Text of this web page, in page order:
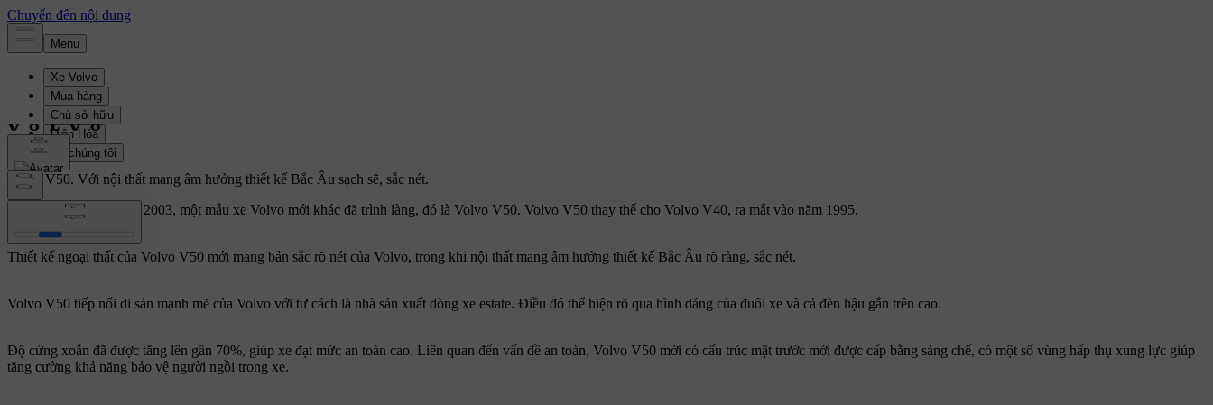
Volvo V50. Với nội thất mang âm hưởng thiết kế Bắc Âu sạch sẽ, sắc nét.
Trước khi kết thúc năm 2003, một mẫu xe Volvo mới khác đã trình làng, đó là Volvo V50. Volvo V50 thay thế cho Volvo V40, ra mắt vào năm 1995.
Thiết kế ngoại thất của Volvo V50 mới mang bản sắc rõ nét của Volvo, trong khi nội thất mang âm hưởng thiết kế Bắc Âu rõ ràng, sắc nét.
Volvo V50 tiếp nối di sản mạnh mẽ của Volvo với tư cách là nhà sản xuất dòng xe estate. Điều đó thể hiện rõ qua hình dáng của đuôi xe và cả đèn hậu gắn trên cao.
Độ cứng xoắn đã được tăng lên gần 70%, giúp xe đạt mức an toàn cao. Liên quan đến vấn đề an toàn, Volvo V50 mới có cấu trúc mặt trước mới được cấp bằng sáng chế, có một số vùng hấp thụ xung lực giúp
tăng cường khả năng bảo vệ người ngồi trong xe.